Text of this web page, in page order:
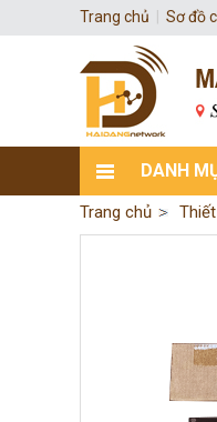
DANH
Trang chủ
Trang chủ Sơ đồ